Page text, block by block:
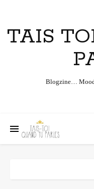
TAIS
Blogzine…